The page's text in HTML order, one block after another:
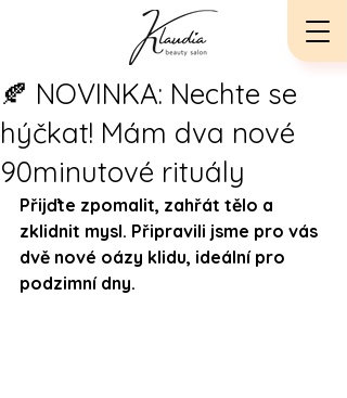
🍂 NOVINKA: Nechte se
hýčkat! Mám dva nové
90minutové rituály
Přijďte zpomalit, zahřát tělo a
zklidnit mysl. Připravili jsme pro vás
dvě nové oázy klidu, ideální pro
podzimní dny.